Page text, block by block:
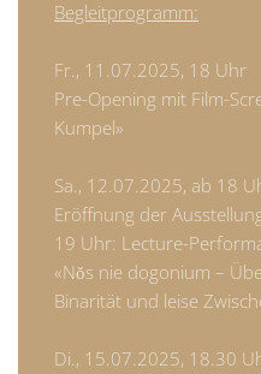
Begleitprogramm:
Fr., 11.07.2025, 18 Uhr
Pre-Opening mit Film-
Kumpel»
Sa., 12.07.2025, ab 18
Eröffnung der
19 Uhr: Lecture-
«Nŏs nie dogonium –
Binarität und leise
Di., 15.07.2025, 18.30